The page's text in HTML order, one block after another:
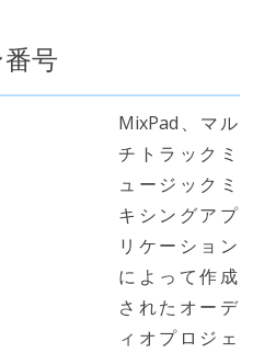
号
MixPad、マル
チトラックミ
ュージックミ
キシングアプ
リケーション
によって作成
されたオーデ
ィオプロジェ